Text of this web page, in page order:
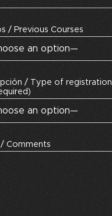
/ Previous Courses
/ Type of registration
Comments